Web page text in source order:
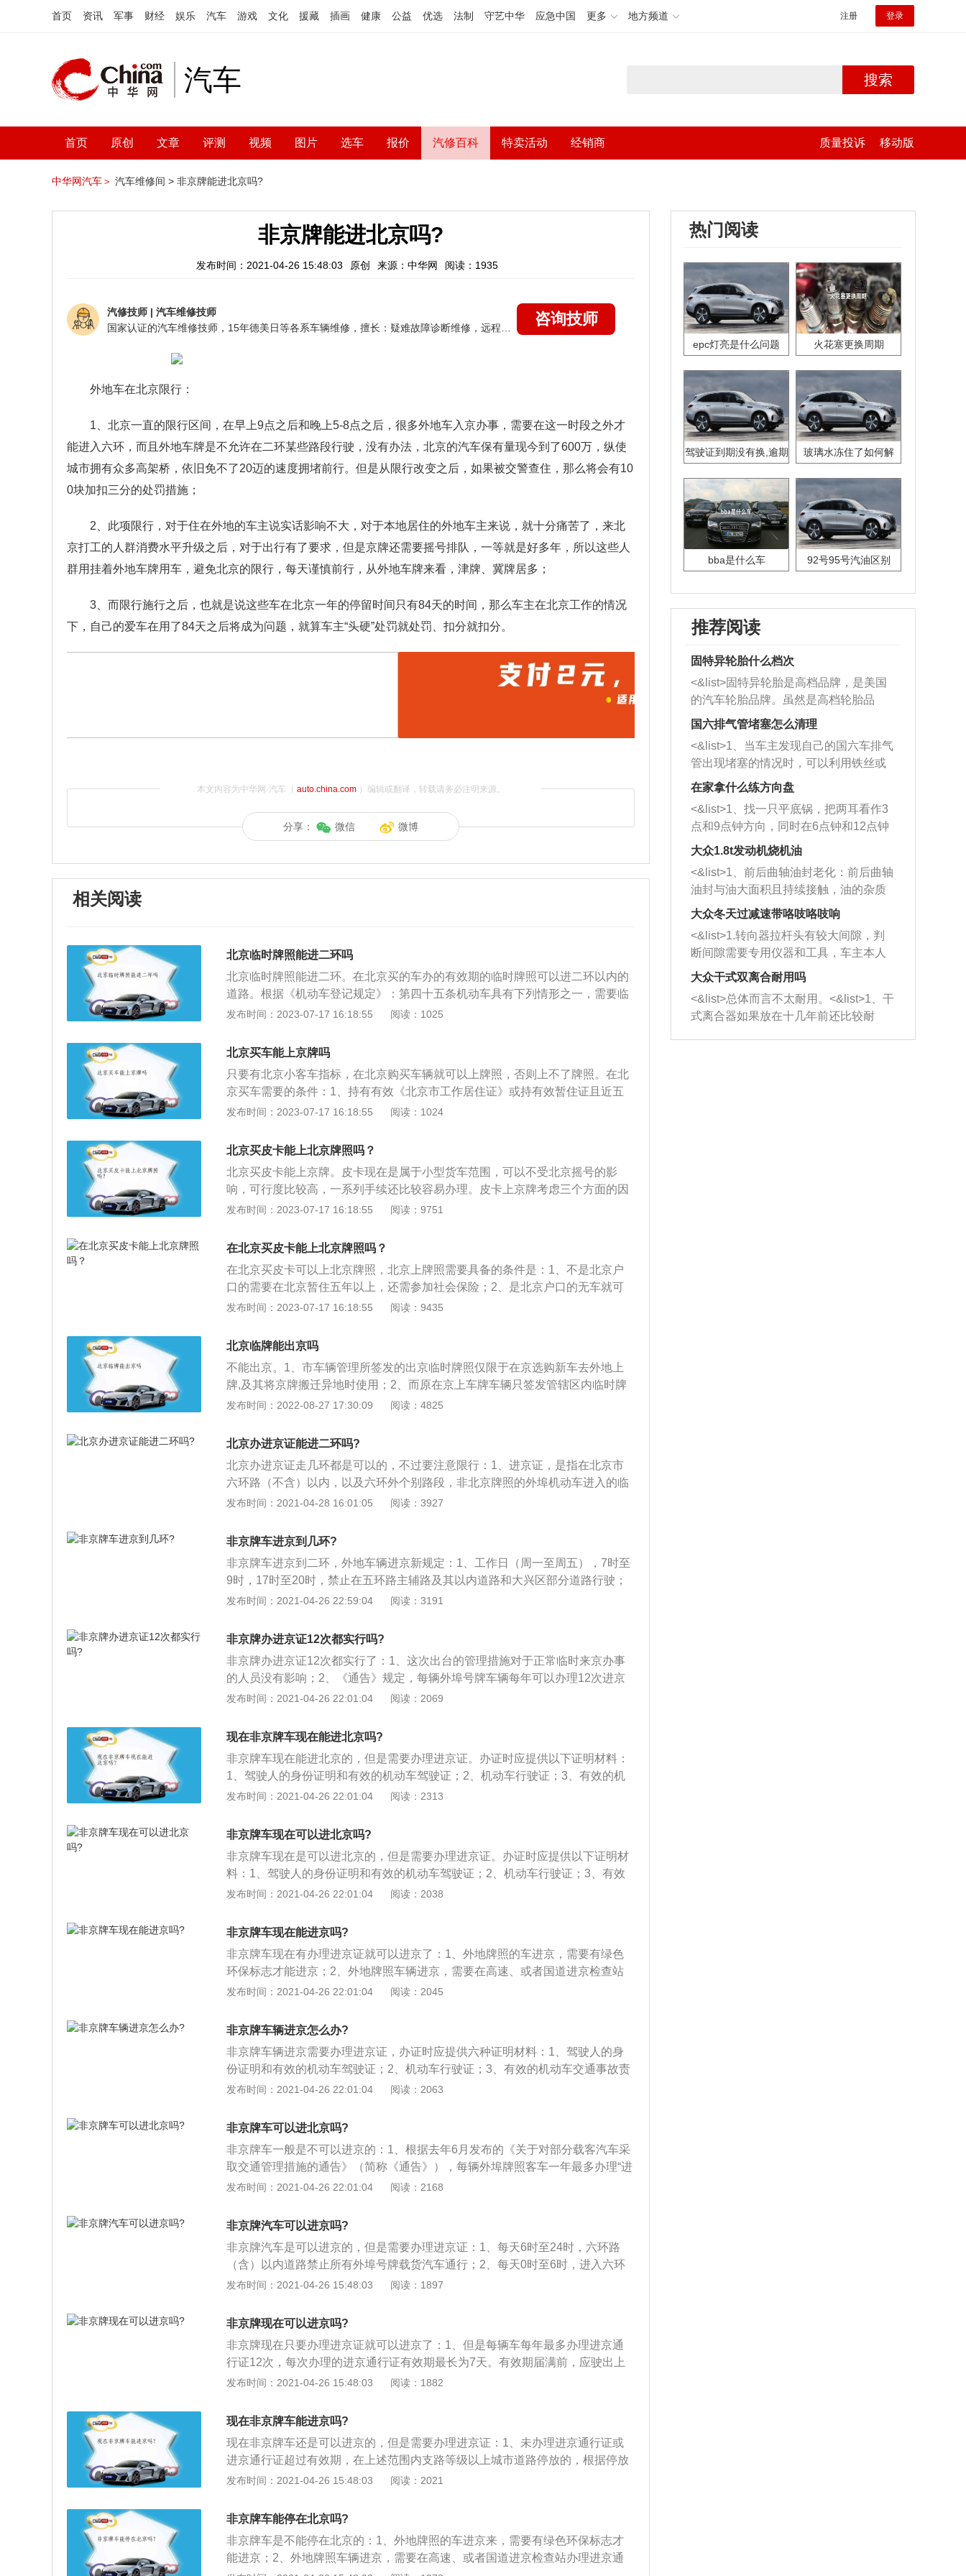
首页 资讯 军事 财经 娱乐 汽车 游戏 文化 援藏 插画 健康 公益 优选 法制 守艺中华 应急中国 更多 地方频道 注册 登录
汽车 搜索
首页 原创 文章 评测 视频 图片 选车 报价 汽修百科 特卖活动 经销商 质量投诉 移动版
中华网汽车＞ 汽车维修间 > 非京牌能进北京吗?
非京牌能进北京吗?
发布时间：2021-04-26 15:48:03 原创 来源：中华网 阅读：1935
汽修技师 | 汽车维修技师
咨询技师
外地车在北京限行：
1、北京一直的限行区间，在早上9点之后和晚上5-8点之后，很多外地车入京办事，需要在这一时段之外才
能进入六环，而且外地车牌是不允许在二环某些路段行驶，没有办法，北京的汽车保有量现今到了600万，纵使
城市拥有众多高架桥，依旧免不了20迈的速度拥堵前行。但是从限行改变之后，如果被交警查住，那么将会有10
0块加扣三分的处罚措施；
2、此项限行，对于住在外地的车主说实话影响不大，对于本地居住的外地车主来说，就十分痛苦了，来北
京打工的人群消费水平升级之后，对于出行有了要求，但是京牌还需要摇号排队，一等就是好多年，所以这些人
群用挂着外地车牌用车，避免北京的限行，每天谨慎前行，从外地车牌来看，津牌、冀牌居多；
3、而限行施行之后，也就是说这些车在北京一年的停留时间只有84天的时间，那么车主在北京工作的情况
下，自己的爱车在用了84天之后将成为问题，就算车主“头硬”处罚就处罚、扣分就扣分。
本文内容为中华网·汽车（ auto.china.com）编辑或翻译，转载请务必注明来源。
分享： 微信 微博
相关阅读
北京临时牌照能进二环吗
北京临时牌照能进二环。在北京买的车办的有效期的临时牌照可以进二环以内的
道路。根据《机动车登记规定》：第四十五条机动车具有下列情形之一，需要临
时上道路行驶的，机动车所有人应当向车辆管理所申领临时行驶车号牌：（一）
（三）进行科研、定型试验的；（四）因轴荷、总质量、外廓尺寸超出国家标准
发布时间：2023-07-17 16:18:55 阅读：1025
北京买车能上京牌吗
只要有北京小客车指标，在北京购买车辆就可以上牌照，否则上不了牌照。在北
京买车需要的条件：1、持有有效《北京市工作居住证》或持有效暂住证且近五
年（含）连续在北京缴纳社会保险和个人所得税的非本市户籍人员；2、持有公
要注意的是，其中连续五年（含）以上在本市缴纳个人所得税指的是申请年的上
一年开始往前推算连续五年，每年都有大于零的缴税记录，可以断月，不能断
年。满足条件的就可以通过北京市小客车指标调控管理信息系统网站申请摇号
了。需要注意的是，因为目前想要摇北京指标的人非常多，所以指标中签概率极
低，急需用车的小伙伴建议先上外地牌照或者选择租车使用。
发布时间：2023-07-17 16:18:55 阅读：1024
北京买皮卡能上北京牌照吗？
北京买皮卡能上京牌。皮卡现在是属于小型货车范围，可以不受北京摇号的影
响，可行度比较高，一系列手续还比较容易办理。皮卡上京牌考虑三个方面的因
素：1、可行度的考虑：皮卡没有那么麻烦，它现在是属于小型货车范围，可以
价格为数十万不等，而皮卡属于小型货车系列，在不受限制的情况下，上牌手续
费用比较低。3、使用需求考虑：因为北京市区堵车过于频繁，所以在五环以内
上班的人都不会选择开车上下班，更多的是在出差或者节假日出游时才会开车，
所以市区内的限行对皮卡的使用并不会造成什么影响，同时，皮卡并不比轿车的
舒适性低，越野性能也比SUV好，更加适合外出活动，所以使用需求也比较靠
发布时间：2023-07-17 16:18:55 阅读：9751
在北京买皮卡能上北京牌照吗？
在北京买皮卡可以上北京牌照，北京上牌照需要具备的条件是：1、不是北京户
口的需要在北京暂住五年以上，还需参加社会保险；2、是北京户口的无车就可
以申请牌照；3、以上两种情况，都需要参加统一摇号。上牌步骤：1、机动车所
法规规定，齐全有效，没有被涂改或者与机动车来历证明记载的机动车所有人提
或进口。
发布时间：2023-07-17 16:18:55 阅读：9435
北京临牌能出京吗
不能出京。1、市车辆管理所签发的出京临时牌照仅限于在京选购新车去外地上
牌,及其将京牌搬迁异地时使用；2、而原在京上车牌车辆只签发管辖区内临时牌
照,只可在本市驾驶,若被异地现场民警拦截,将按未悬挂号牌上路驾驶,给予扣除驾
的牌照不需要固定在车体的前部和后部，但临时牌照必须粘贴在前、后挡风玻璃
果过期了就不能继续上路驾驶了，否则也相当于没牌驾驶。正式车牌是金属材料
的，这样的车牌要使用螺钉固定在车体的前边和后边。正式车牌是有不一样的颜
色的，不一样种类的汽车要使用不一样颜色的正式车牌。我们常见的正式车牌颜
通的家用车都要使用蓝色和绿色车牌。
发布时间：2022-08-27 17:30:09 阅读：4825
北京办进京证能进二环吗?
北京办进京证走几环都是可以的，不过要注意限行：1、进京证，是指在北京市
六环路（不含）以内，以及六环外个别路段，非北京牌照的外埠机动车进入的临
时通行证，有效期为7天。（到期前一天，到期当天及到期后一天）可以到当地
新办理7天的证件。在北京市各条高速公路即将进入市区处设有进京证办理点及
检查站。2014年开始停办有效期为半年的长期进京证，只能办临时证；3、2016
年办理进京证时，驾驶证、行驶证、身份证、交强险保险单、有效期内的验车标
志、绿色的环保合格标证一样不能少。
发布时间：2021-04-28 16:01:05 阅读：3927
非京牌车进京到几环?
非京牌车进京到二环，外地车辆进京新规定：1、工作日（周一至周五），7时至
9时，17时至20时，禁止在五环路主辅路及其以内道路和大兴区部分道路行驶；
2、工作日9时至17时，需遵循本市尾号限行规定，限行尾号与北京号牌车辆相
和专项作业车，每天6点到24点，不能进入六环路（不含）以内道路行驶；4、对
于已经办理进京证的外埠号牌载货汽车，每天0点到6点可以进入六环路以内道路
行驶；5、全天禁止国Ⅲ排放标准柴油外埠号牌载货汽车进入本市行政区域内道
路。
发布时间：2021-04-26 22:59:04 阅读：3191
非京牌办进京证12次都实行吗?
非京牌办进京证12次都实行了：1、这次出台的管理措施对于正常临时来京办事
的人员没有影响；2、《通告》规定，每辆外埠号牌车辆每年可以办理12次进京
通行证，根据实际需要，既可以连续申办，也可以每月或不定期申办；3、进京
天，占全年时间的23%，可以满足临时来京办事、旅游等需求。
发布时间：2021-04-26 22:01:04 阅读：2069
现在非京牌车现在能进北京吗?
非京牌车现在能进北京的，但是需要办理进京证。办证时应提供以下证明材料：
1、驾驶人的身份证明和有效的机动车驾驶证；2、机动车行驶证；3、有效的机
动车交通事故责任强制保险凭证；4、有效的机动车安全技术检验合格标志；5、
证有效期为7天。
发布时间：2021-04-26 22:01:04 阅读：2313
非京牌车现在可以进北京吗?
非京牌车现在是可以进北京的，但是需要办理进京证。办证时应提供以下证明材
料：1、驾驶人的身份证明和有效的机动车驾驶证；2、机动车行驶证；3、有效
的机动车交通事故责任强制保险凭证；4、有效的机动车安全技术检验合格标
的通行证有效期为7天。
发布时间：2021-04-26 22:01:04 阅读：2038
非京牌车现在能进京吗?
非京牌车现在有办理进京证就可以进京了：1、外地牌照的车进京，需要有绿色
环保标志才能进京；2、外地牌照车辆进京，需要在高速、或者国道进京检查站
办理进京通行证，进京通行证分临时和长期两种，临时通行证有效期7天，不受
驾驶证就可以；3、限行规定同北京牌照车辆执行；4、周一到周五：早7：00-
9：00，晚5：00-7：30外地车五环内限行；周末不限行。
发布时间：2021-04-26 22:01:04 阅读：2045
非京牌车辆进京怎么办?
非京牌车辆进京需要办理进京证，办证时应提供六种证明材料：1、驾驶人的身
份证明和有效的机动车驾驶证；2、机动车行驶证；3、有效的机动车交通事故责
任强制保险凭证；4、有效的机动车安全技术检验度合格标志；5、经本市环境保
发布时间：2021-04-26 22:01:04 阅读：2063
非京牌车可以进北京吗?
非京牌车一般是不可以进京的：1、根据去年6月发布的《关于对部分载客汽车采
取交通管理措施的通告》（简称《通告》），每辆外埠牌照客车一年最多办理“进
京证”12次，每次有效期最长为7天；2、也就是说，每辆外地牌照车辆每年最多
进京证有效期届满前，车辆应驶出限行范围，否则将根据停放天数相应扣减当年
发布时间：2021-04-26 22:01:04 阅读：2168
非京牌汽车可以进京吗?
非京牌汽车是可以进京的，但是需要办理进京证：1、每天6时至24时，六环路
（含）以内道路禁止所有外埠号牌载货汽车通行；2、每天0时至6时，进入六环
路（含）以内道路行驶的外埠号牌载货汽车（整车运送鲜活农产品的载货汽车除
入本市行政区域内道路。
发布时间：2021-04-26 15:48:03 阅读：1897
非京牌现在可以进京吗?
非京牌现在只要办理进京证就可以进京了：1、但是每辆车每年最多办理进京通
行证12次，每次办理的进京通行证有效期最长为7天。有效期届满前，应驶出上
述范围；2、未办理进京通行证或进京通行证超过有效期，在上述范围内支路等
3、未办理进京通行证或进京通行证超过有效期，进入上述范围道路行驶的，认
发布时间：2021-04-26 15:48:03 阅读：1882
现在非京牌车能进京吗?
现在非京牌车还是可以进京的，但是需要办理进京证：1、未办理进京通行证或
进京通行证超过有效期，在上述范围内支路等级以上城市道路停放的，根据停放
天数相应扣减当年可办理进京通行证的天数；2、未办理进京通行证或进京通行
法行为，由公安机关交通管理部门依法处罚；3、如果车辆没有具备进京证，但
是却进入了六环内，并且还被电子设备拍到的话，车主就会被罚款100元，并且
扣除驾驶证的三分，并且车主在四个小时之内不会受到同类的处罚；4、这就意
味着，在四个小时之后，处罚就会重新开始了，所以车主就会受到与上面类似的
发布时间：2021-04-26 15:48:03 阅读：2021
非京牌车能停在北京吗?
非京牌车是不能停在北京的：1、外地牌照的车进京来，需要有绿色环保标志才
能进京；2、外地牌照车辆进京，需要在高速、或者国道进京检查站办理进京通
热门阅读
epc灯亮是什么问题 火花塞更换周期
驾驶证到期没有换,逾期
玻璃水冻住了如何解
bba是什么车 92号95号汽油区别
推荐阅读
固特异轮胎什么档次
<&list>固特异轮胎是高档品牌，是美国
的汽车轮胎品牌。虽然是高档轮胎品
牌，但是中高低端的轮胎都有生产，这
也是为了更好的开拓市场。
国六排气管堵塞怎么清理
<&list>1、当车主发现自己的国六车排气
管出现堵塞的情况时，可以利用铁丝或
者是细棍，直接将杂物给取出来，如果
堵塞情况比较严重，也可以采取应急措
施。 <&list>2、直接利用木棍将所有的
杂物推到排气管里面的位置处，然后将
三元催化器拆解开，就可以将堵塞的东
西取出来。但如果是因为积碳过多引起
的堵塞，就需要将三元催化器泡在草酸
洗剂对堵塞的情况得到解决，将清洗剂
放在燃油箱中，与燃油混合后，车辆启
动时，就可以和汽油一起进入到燃烧
室，最后形成废气排出，就可以让三元
催化器得到清洗，排气管堵塞的情况就
能够得到解决。
在家拿什么练方向盘
<&list>1、找一只平底锅，把两耳看作3
点和9点钟方向，同时在6点钟和12点钟
方向做一个标记。 <&list>2、双手握住
一圈半的练习，往右同样也要打相同的
圈数。 <&list>3、最后强调要反复练
习，这样就可以形成肌肉记忆，在真实
驾驶车辆时，不需要记忆也能打好方
向。
大众1.8t发动机烧机油
<&list>1、前后曲轴油封老化：前后曲轴
油封与油大面积且持续接触，油的杂质
和发动机内持续温度变化使其密封效果
逐渐减弱，导致渗油或漏油。<&list>2、
活塞间隙过大：积碳会使活塞环与缸体
的间隙扩大，导致机油流入燃烧室中，
造成烧机油。<&list>3、机油粘度。使用
机油粘度过小的话，同样会有烧机油现
象，机油粘度过小具有很好的流动性，
大众冬天过减速带咯吱咯吱响
<&list>1.转向器拉杆头有较大间隙，判
断间隙需要专用仪器和工具，车主本人
无法制作，需要将车辆送到修理厂或4s
店；<&list>2.车辆半轴套管防尘罩破
裂，破裂后会出现漏油现象，使半轴磨
损严重，磨损的半轴容易损坏，产生异
响；<&list>3.稳定器的转向胶套和球头
大众干式双离合耐用吗
<&list>总体而言不太耐用。<&list>1、干
式离合器如果放在十几年前还比较耐